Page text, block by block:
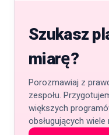
Szukasz
miarę?
Porozmawiaj z
zespołu.
większych
obsługujących wiele